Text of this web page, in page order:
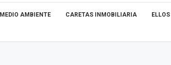
MEDIO AMBIENTE CARETAS INMOBILIARIA